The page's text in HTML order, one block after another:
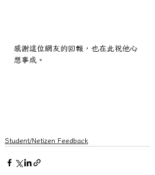
感謝這位網友的回報，也在此祝他心
想事成。
Student/Netizen Feedback